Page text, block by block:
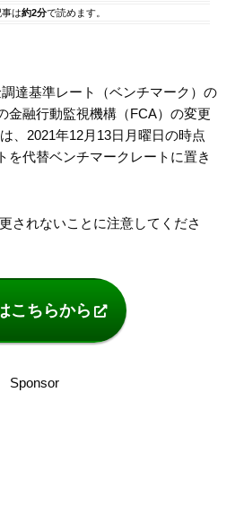
事は約2分で読めます。
調達基準レート（ベンチマーク）の
金融行動監視機構（FCA）の変更
、2021年12月13日月曜日の時点
を代替ベンチマークレートに置き
されないことに注意してくださ
こちらから
Sponsor